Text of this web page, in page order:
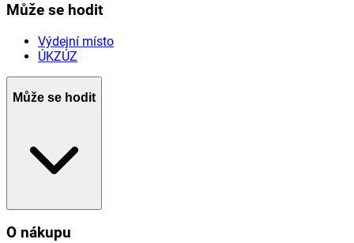
Může se hodit
Výdejní místo
ÚKZÚZ
Může se hodit
O nákupu